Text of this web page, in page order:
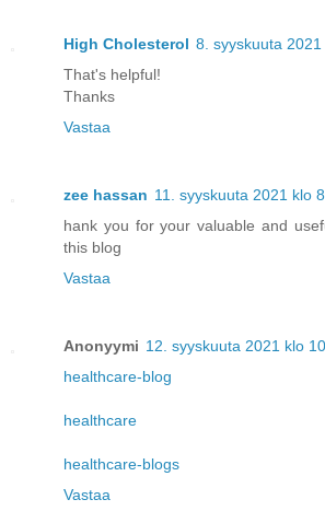
High Cholesterol 8. syyskuuta
That's helpful!
Thanks
Vastaa
zee hassan 11. syyskuuta 2021 klo
hank you for your valuable and
this blog
Vastaa
Anonyymi 12. syyskuuta 2021 klo
healthcare-blog
healthcare
healthcare-blogs
Vastaa